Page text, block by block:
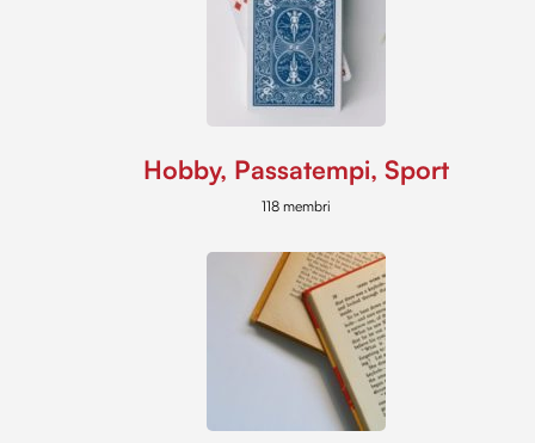
Hobby, Passatempi, Sport
118 membri